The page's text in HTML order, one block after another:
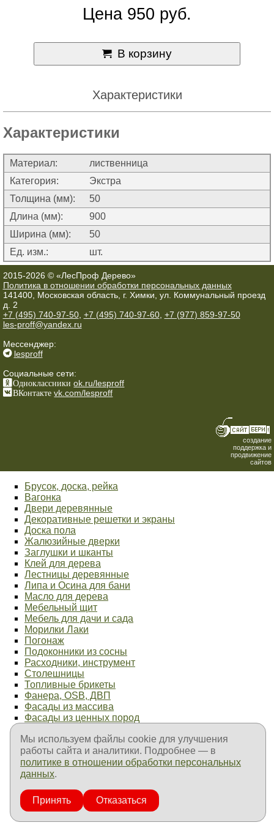
Цена 950 руб.
В корзину
Характеристики
Характеристики
Материал:
лиственница
Категория:
Экстра
Толщина (мм):
50
Длина (мм):
900
Ширина (мм):
50
Ед. изм.:
шт.
2015-2026 © «ЛесПроф Дерево»
Политика в отношении обработки персональных данных
141400, Московская область, г. Химки, ул. Коммунальный проезд
д. 2
+7 (495) 740-97-50, +7 (495) 740-97-60, +7 (977) 859-97-50
les-proff@yandex.ru
Мессенджер:
lesproff
Социальные сети:
Одноклассники ok.ru/lesproff
ВКонтакте vk.com/lesproff
создание
поддержка и
продвижение
сайтов
Брусок, доска, рейка
Вагонка
Двери деревянные
Декоративные решетки и экраны
Доска пола
Жалюзийные дверки
Заглушки и шканты
Клей для дерева
Лестницы деревянные
Липа и Осина для бани
Масло для дерева
Мебельный щит
Мебель для дачи и сада
Морилки Лаки
Погонаж
Подоконники из сосны
Расходники, инструмент
Столешницы
Топливные брикеты
Фанера, OSB, ДВП
Фасады из массива
Фасады из ценных пород
Элементы лестниц
Продукция ТехноНиколь
Продукция Пенетрон
Продукция Goodhim
Продукция Изолон
Оплата и доставка
Мы используем файлы cookie для улучшения
работы сайта и аналитики. Подробнее — в
политике в отношении обработки персональных
данных.
Принять Отказаться